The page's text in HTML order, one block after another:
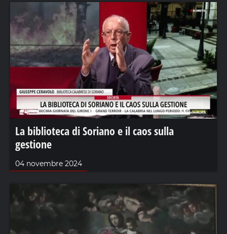
La biblioteca di Soriano e il caos sulla
gestione
04 novembre 2024